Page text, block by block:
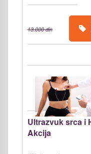
13.000 din
Ultrazvuk srca i
Akcija